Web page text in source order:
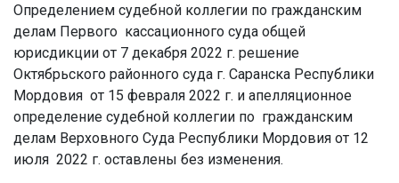
Определением судебной коллегии по гражданским
делам Первого кассационного суда общей
юрисдикции от 7 декабря 2022 г. решение
Октябрьского районного суда г. Саранска Республики
Мордовия от 15 февраля 2022 г. и апелляционное
определение судебной коллегии по гражданским
делам Верховного Суда Республики Мордовия от 12
июля 2022 г. оставлены без изменения.